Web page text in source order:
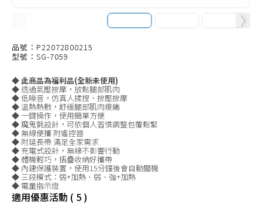
衛生紙
容
電/
腿
部、
足
部
按
摩
造型髮梳
剪髮器、配件
美體刀、修容(足)
清潔、美顏、其他
電鬍刀、配件
電動牙刷、配件
沖牙機、配件
按摩枕
筋膜槍
品號：P22072800215
型號：SG-7059
◆ 此商品為福利品(全新未使用)
◆ 透過氣壓按摩，放鬆腿部肌肉
◆ 低噪音，仿真人揉捏、按壓按摩
◆ 溫熱熱敷，舒緩腿部肌肉痠痛
◆ 一鍵操作，使用簡單方便
◆ 魔鬼氈設計，可依個人習慣調整包覆鬆緊
◆ 無線便攜 附遙控器
◆ 附延長帶 滿足全家需求
◆ 充電式設計，無線不影響行動
◆ 體機輕巧，摺疊收納好攜帶
◆ 內建保護裝置，使用15分鐘後會自動關機
◆ 三段模式：弱+加熱、弱、強+加熱
◆ 電量指示燈
適用優惠活動 ( 5 )